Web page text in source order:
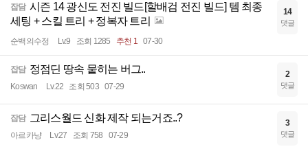
잡담 시즌 14 광신도 전진 빌드[할배검 전진 빌드] 템 최종
세팅 + 스킬 트리 + 정복자 트리
순백의수정 Lv.9 조회 1285 추천 1 07-30
14
댓글
잡담 정점딘 땅속 뭍히는 버그..
Koswan Lv.22 조회 503 07-29
2
댓글
잡담 그리스월드 신화 제작 되는거죠..?
아르카냥 Lv.27 조회 758 07-29
3
댓글